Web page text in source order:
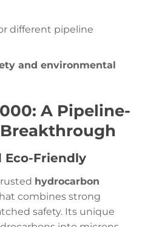
different pipeline
and environmental
A Pipeline-
Eco-Friendly
hydrocarbon
combines strong
safety. Its unique